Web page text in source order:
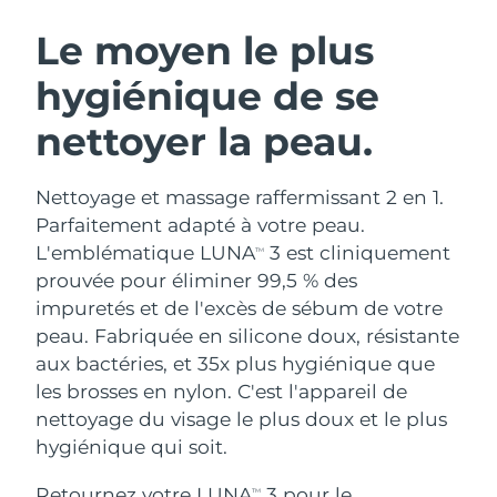
Le moyen le plus
hygiénique de se
nettoyer la peau.
Nettoyage et massage raffermissant 2 en 1.
Parfaitement adapté à votre peau.
L'emblématique LUNATM
3 est cliniquement
prouvée pour éliminer 99,5 % des
impuretés et de l'excès de sébum de votre
peau. Fabriquée en silicone doux, résistante
aux bactéries, et 35x plus hygiénique que
les brosses en nylon. C'est l'appareil de
nettoyage du visage le plus doux et le plus
hygiénique qui soit.
TM
Nettoyage du visage
Anti-aging massage
LUNA™ 4 Plus
Massage, LED heating
LUNA™ 4 Men
For men, anti-aging massage
Lifting
Microcurrent toning
BEAR™ 2 go
Microcurrent toning on-the-go
BEAR™ 2 eyes & lips
Microcurrent line smoothing device
Hydratation
UFO™ 3 coffret
Deep facial hydration
UFO™ 3 LED
Near-infrared and red light therapy
device
Soin bucco-dentaire
issa™ 4
Hybrid silicone sonic toothbrush
issa™ 4 plus
Smart hybrid silicone sonic toothbrush
FAQ™ TRAITEMENT ANTI-ÂGE
Anti-âge
NEW
Autriche Livraison estimée
Bahreïn Livraison estimée
Belgique Livraison estimée
Bermudes Livraison estimée18/8/26
Bosnie-Herzégovine Livraison estimée 15/8/26
Brunei Livraison estimée
Bulgarie Livraison estimée12/8/26
Canada Livraison estimée
Chili